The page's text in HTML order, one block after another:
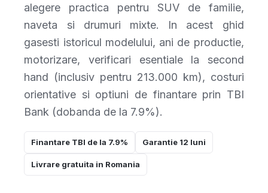
alegere practica pentru SUV de familie,
naveta si drumuri mixte. In acest ghid
gasesti istoricul modelului, ani de productie,
motorizare, verificari esentiale la second
hand (inclusiv pentru 213.000 km), costuri
orientative si optiuni de finantare prin TBI
Bank (dobanda de la 7.9%).
Finantare TBI de la 7.9% Garantie 12 luni
Livrare gratuita in Romania